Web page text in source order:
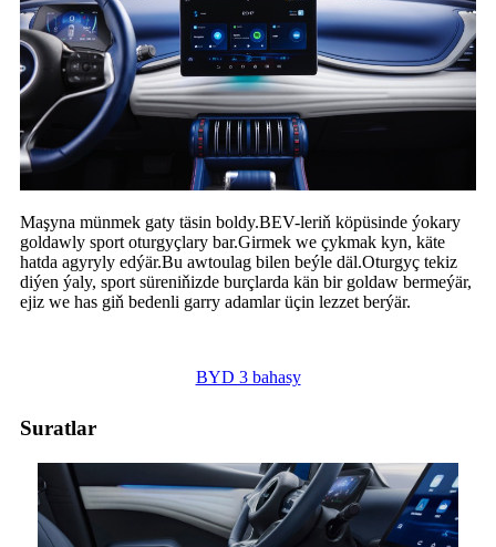
Maşyna münmek gaty täsin boldy.BEV-leriň köpüsinde ýokary
goldawly sport oturgyçlary bar.Girmek we çykmak kyn, käte
hatda agyryly edýär.Bu awtoulag bilen beýle däl.Oturgyç tekiz
diýen ýaly, sport süreniňizde burçlarda kän bir goldaw bermeýär,
ejiz we has giň bedenli garry adamlar üçin lezzet berýär.
BYD 3 bahasy
Suratlar